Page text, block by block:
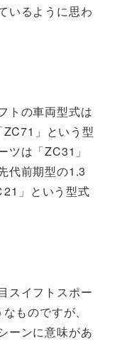
いるように思わ
トの車両型式は
ZC71」という型
ツは「ZC31」
代前期型の1.3
21」という型式
スイフトスポー
ものですが、
ーンに意味があ